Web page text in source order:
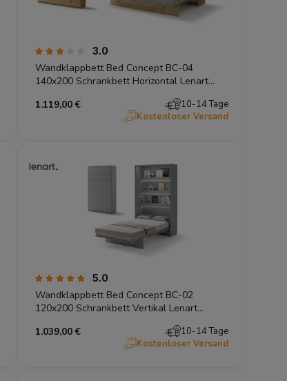
3.0
Wandklappbett Bed Concept BC-04
140x200 Schrankbett Horizontal Lenart
1.119,00 €
10-14 Tage
Kostenloser Versand
5.0
Wandklappbett Bed Concept BC-02
120x200 Schrankbett Vertikal Lenart
1.039,00 €
10-14 Tage
Kostenloser Versand